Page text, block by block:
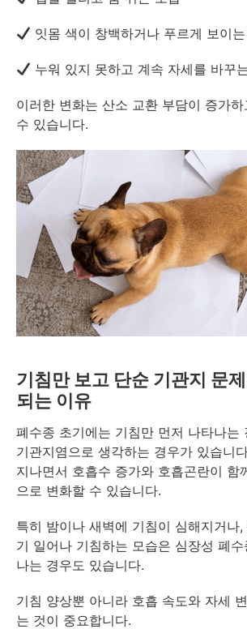
잇몸 색이 창백하거나 푸르게 보이
누워 있지 못하고 계속 자세를 바꾸
이러한 변화는 산소 교환 부담이 증가
수 있습니다.
기침만 보고 단순 기관지 문
되는 이유
폐수종 초기에는 기침만 먼저 나타나는
기관지염으로 생각하는 경우가 있습니
지나면서 호흡수 증가와 호흡곤란이 함
으로 변화할 수 있습니다.
특히 밤이나 새벽에 기침이 심해지거나
기 일어나 기침하는 모습은 심장성 폐
나는 경우도 있습니다.
기침 양상뿐 아니라 호흡 속도와 자세
는 것이 중요합니다.